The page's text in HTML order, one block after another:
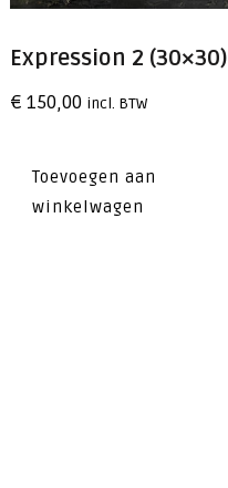
Expression 2 (30×30)
€ 150,00 incl. BTW
Toevoegen aan
winkelwagen